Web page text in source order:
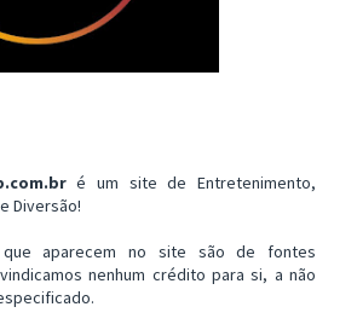
é um site de Entretenimento,
Diversão!
que aparecem no site são de fontes
nenhum crédito para si, a não